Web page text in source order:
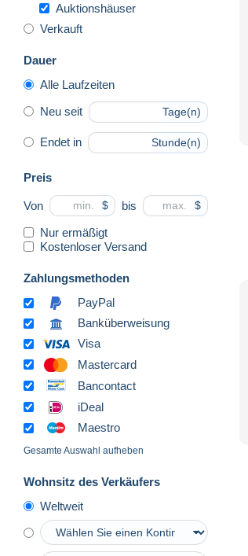
Auktionshäuser
Verkauft
Dauer
Alle Laufzeiten
Neu seit Tage(n)
Endet in Stunde(n)
Preis
Von $ bis $
Nur ermäßigt
Kostenloser Versand
Zahlungsmethoden
PayPal
Banküberweisung
Visa
Mastercard
Bancontact
iDeal
Maestro
Gesamte Auswahl aufheben
Wohnsitz des Verkäufers
Weltweit